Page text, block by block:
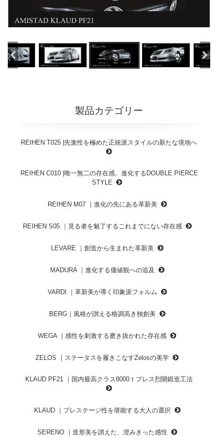
製品カテゴリー
REIHEN T025 |先進性を極めた正統派スタイルの新たな境地へ
REIHEN C010 |唯一無二の存在感、進化するDOUBLE PIERCE
STYLE
REIHEN M07 ｜進化の先にある革新美
REIHEN S05 ｜見る者を魅了するこれまでにない存在感
LEVARE ｜創造から生まれた革新美
MADURA ｜進化する価値観への追及
VARDI ｜革新美が導く印象派フォルム
BERG｜風格が讃える格調高き独創美
WEGA ｜感性を刺激する磨き抜かれた存在感
ZELOS ｜ステータスを履きこなすZelosの美学
KLAUD PF21 ｜国内最高クラス8000ｔプレス烈開鍛造工法
KLAUD ｜プレステージ性を堪能する大人の選択
SERENO ｜造形美を讃えた、澄みきった感性